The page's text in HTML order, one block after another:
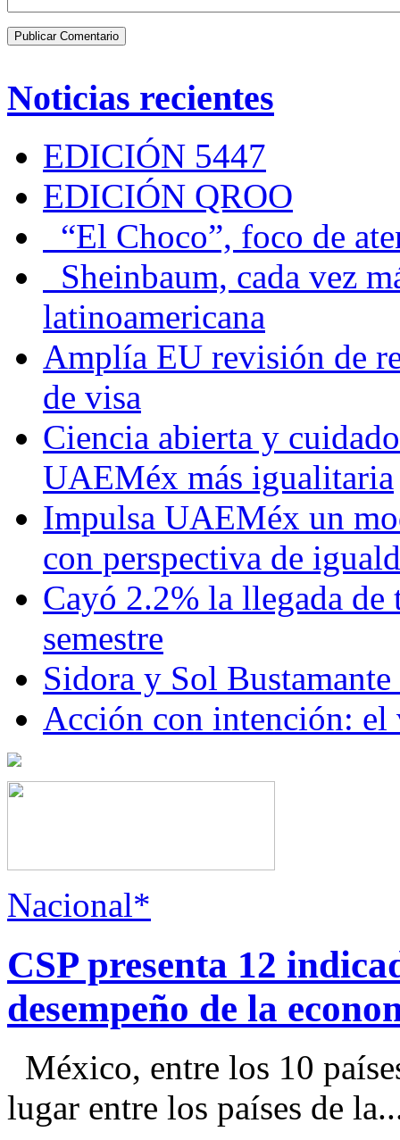
Noticias recientes
EDICIÓN 5447
EDICIÓN QROO
“El Choco”, foco de
Sheinbaum, cada vez
latinoamericana
Amplía EU revisión de
de visa
Ciencia abierta y
UAEMéx más igualitaria
Impulsa UAEMéx un
con perspectiva de
Cayó 2.2% la llegada de
semestre
Sidora y Sol
Acción con intención: el
Nacional*
CSP presenta 12
desempeño de la
México, entre los 10
lugar entre los países de